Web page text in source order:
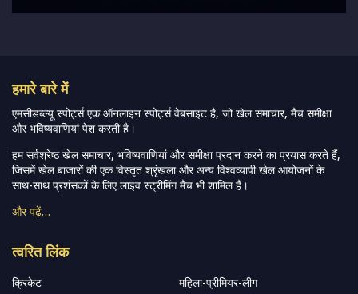
हमारे बारे में
एमसीडब्ल्यू स्पोर्ट्स एक ऑनलाइन स्पोर्ट्स वेबसाइट है, जो खेल समाचार, मैच समीक्षा
और भविष्यवाणियां पेश करती है।
हम सर्वश्रेष्ठ खेल समाचार, भविष्यवाणियां और समीक्षा प्रदान करने का प्रयास करते हैं,
जिसमें खेल बाजारों की एक विस्तृत श्रृंखला और अन्य विश्वव्यापी खेल आयोजनों के
साथ-साथ प्रशंसकों के लिए लाइव स्ट्रीमिंग मैच भी शामिल हैं।
और पढ़ें…
त्वरित लिंक
क्रिकेट
महिला-प्रीमियर-लीग